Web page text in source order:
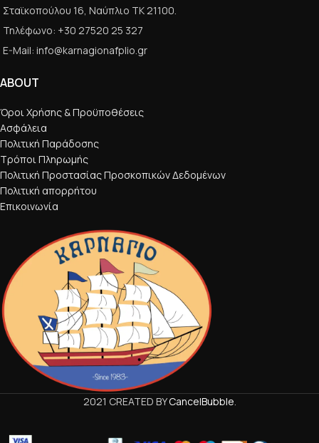
Σταϊκοπούλου 16, Ναύπλιο ΤΚ 21100.
Τηλέφωνο: +30 27520 25 327
E-Mail: info@karnagionafplio.gr
ABOUT
Όροι Χρήσης & Προϋποθέσεις
Ασφάλεια
Πολιτική Παράδοσης
Τρόποι Πληρωμής
Πολιτική Προστασίας Προσκοπικών Δεδομένων
Πολιτική απορρήτου
Επικοινωνία
2021 CREATED BYCancelBubble.